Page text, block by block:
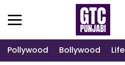
Pollywood Bollywood